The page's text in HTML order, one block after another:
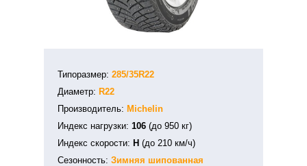
Типоразмер: 285/35R22
Диаметр: R22
Производитель: Michelin
Индекс нагрузки: 106 (до 950 кг)
Индекс скорости: H (до 210 км/ч)
Сезонность: Зимняя шипованная